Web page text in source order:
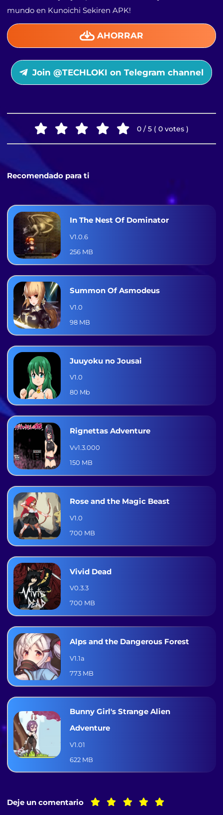
mundo en Kunoichi Sekiren APK!
AHORRAR
Join @TECHLOKI on Telegram channel
0 / 5 ( 0 votes )
Recomendado para ti
In The Nest Of Dominator
V1.0.6
256 MB
Summon Of Asmodeus
V1.0
98 MB
Juuyoku no Jousai
V1.0
80 Mb
Rignettas Adventure
Vv1.3.000
150 MB
Rose and the Magic Beast
V1.0
700 MB
Vivid Dead
V0.3.3
700 MB
Alps and the Dangerous Forest
V1.1a
773 MB
Bunny Girl's Strange Alien
Adventure
V1.01
622 MB
Deje un comentario